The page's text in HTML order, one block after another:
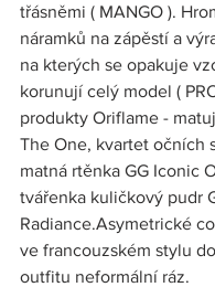
třásněmi ( MANGO ).
náramků na zápěstí a
na kterých se opakuje
korunují celý model (
produkty Oriflame -
The One, kvartet očních
matná rtěnka GG Iconic
tvářenka kuličkový pudr
Radiance.Asymetrické
ve francouzském stylu
outfitu neformální ráz.